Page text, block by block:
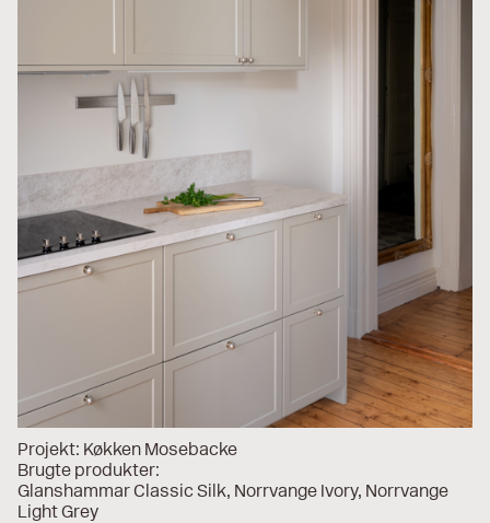
Projekt: Køkken Mosebacke
Brugte produkter:
Glanshammar Classic Silk Norrvange Ivory Norrvange
Light Grey